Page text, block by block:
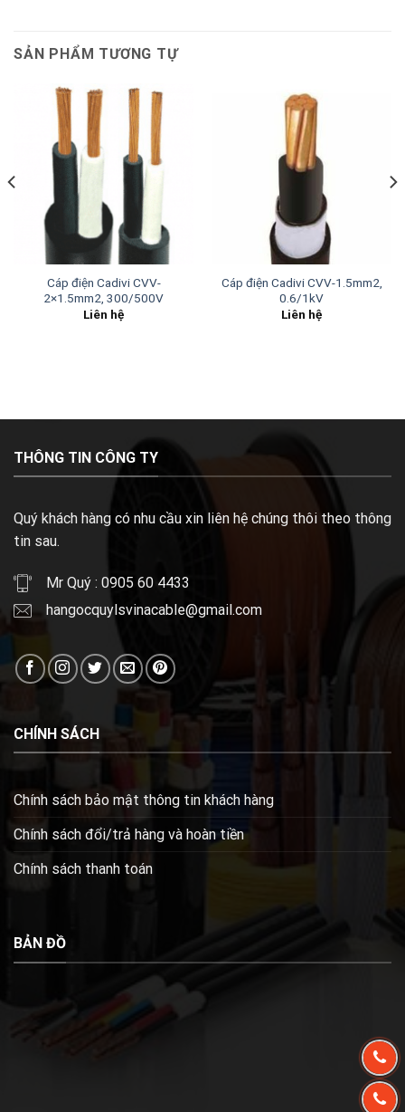
SẢN PHẨM TƯƠNG TỰ
Cáp điện Cadivi CVV-
2×1.5mm2, 300/500V
Liên hệ
Cáp điện Cadivi CVV-1.5mm2,
0.6/1kV
Liên hệ
THÔNG TIN CÔNG TY
Quý khách hàng có nhu cầu xin liên hệ chúng thôi theo thông
tin sau.
Mr Quý : 0905 60 4433
hangocquylsvinacable@gmail.com
CHÍNH SÁCH
Chính sách bảo mật thông tin khách hàng
Chính sách đổi/trả hàng và hoàn tiền
Chính sách thanh toán
BẢN ĐỒ